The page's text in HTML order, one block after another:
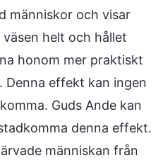
människor och visar
helt och hållet
honom mer praktiskt
Denna effekt kan ingen
Guds Ande kan
denna effekt.
människan från